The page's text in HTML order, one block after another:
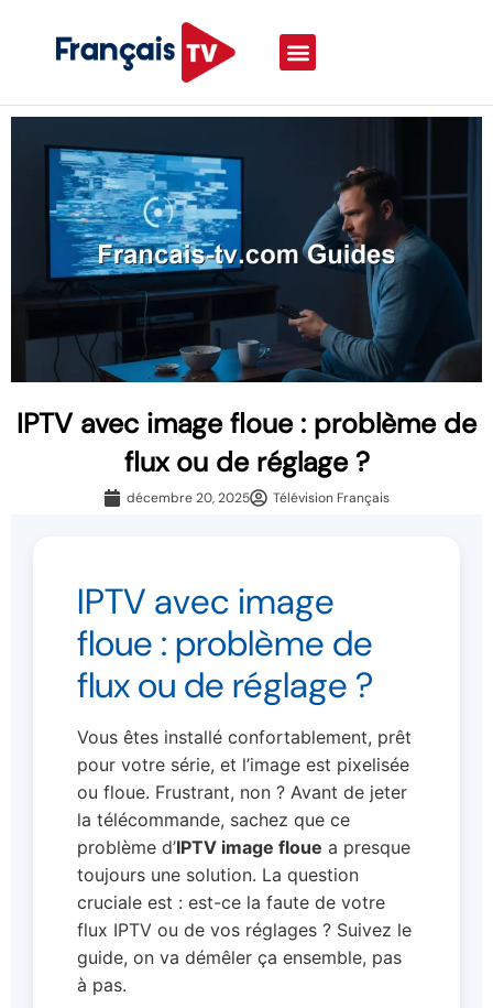
IPTV avec image floue : problème de
flux ou de réglage ?
décembre 20, 2025 Télévision Français
IPTV avec image
floue : problème de
flux ou de réglage ?
Vous êtes installé confortablement, prêt
pour votre série, et l’image est pixelisée
ou floue. Frustrant, non ? Avant de jeter
la télécommande, sachez que ce
problème d’IPTV image floue a presque
toujours une solution. La question
cruciale est : est-ce la faute de votre
flux IPTV ou de vos réglages ? Suivez le
guide, on va démêler ça ensemble, pas
à pas.